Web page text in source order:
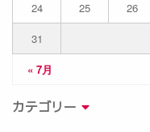
« 7月
24
25 26
31
カテゴリー